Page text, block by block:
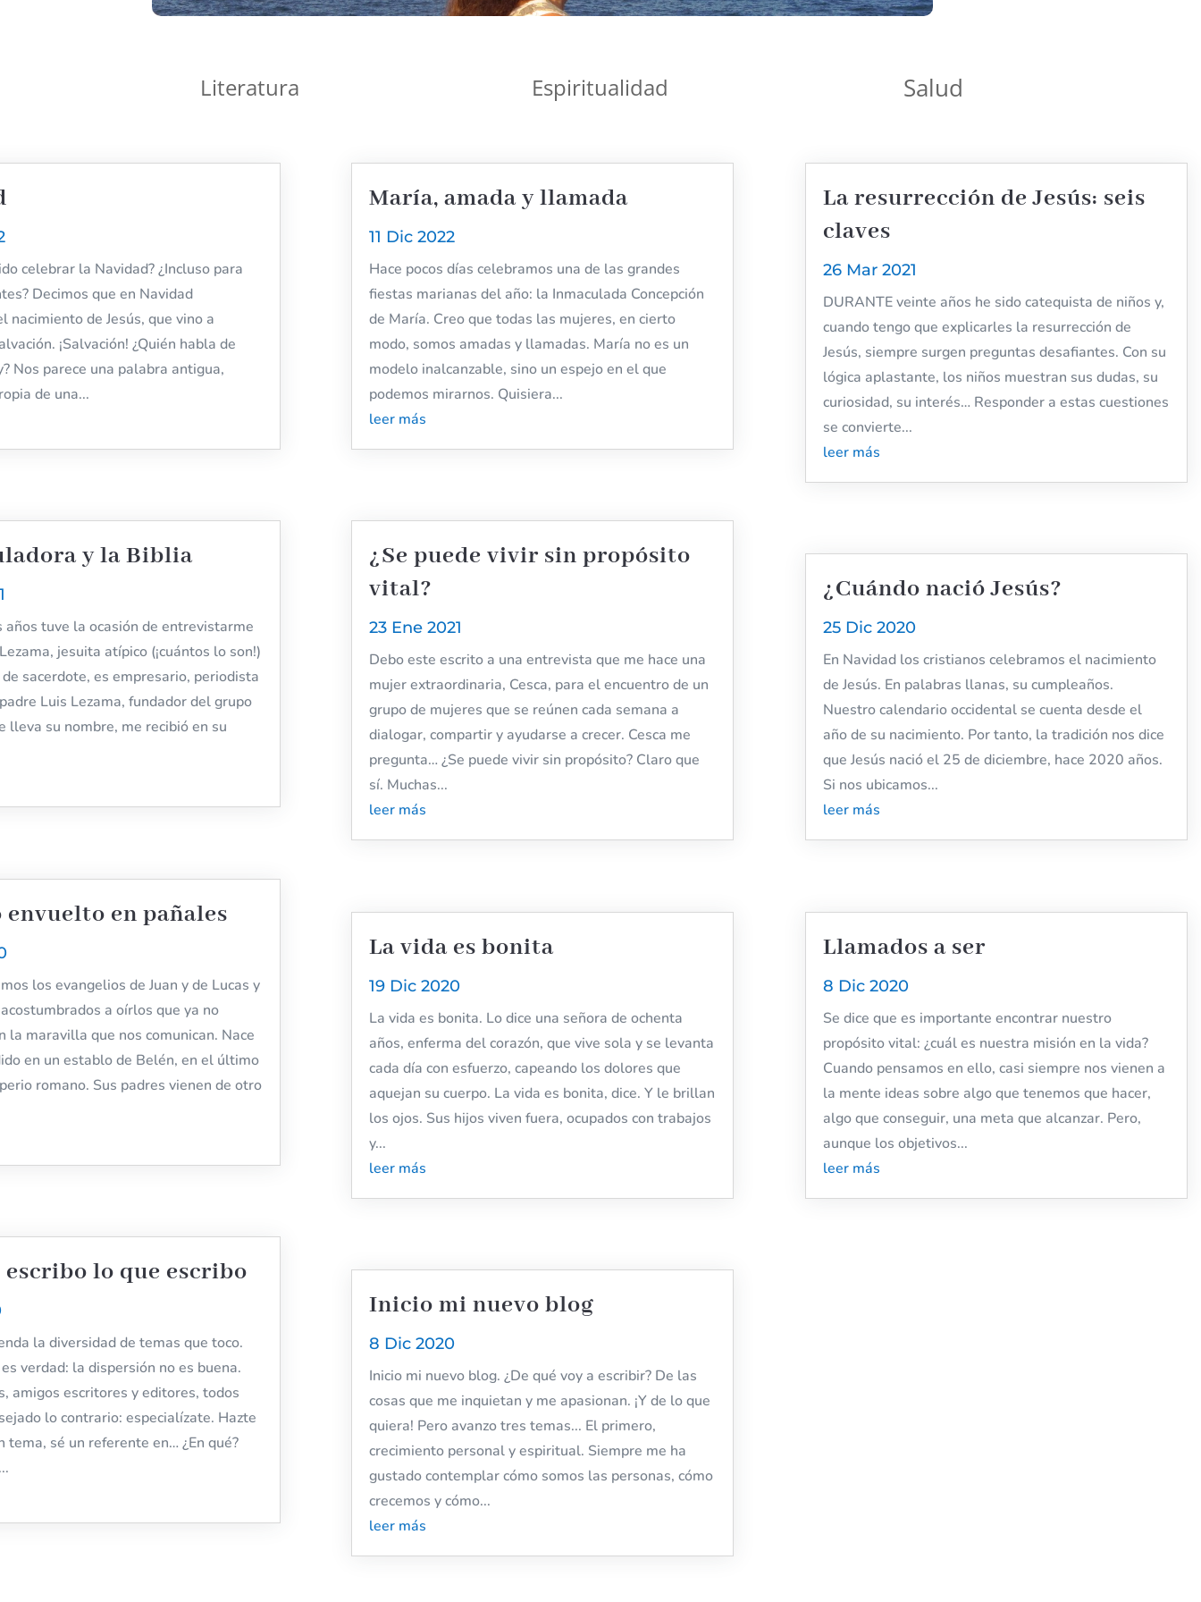
Literatura Espiritualidad Salud
celebrar la Navidad? ¿Incluso para
Decimos que en Navidad
nacimiento de Jesús, que vino a
¡Salvación! ¿Quién habla de
Nos parece una palabra antigua,
de una...
y la Biblia
años tuve la ocasión de entrevistarme
jesuita atípico (¡cuántos lo son!)
sacerdote, es empresario, periodista
Luis Lezama, fundador del grupo
lleva su nombre, me recibió en su
en pañales
los evangelios de Juan y de Lucas y
a oírlos que ya no
la maravilla que nos comunican. Nace
en un establo de Belén, en el último
romano. Sus padres vienen de otro
escribo lo que escribo
la diversidad de temas que toco.
es verdad: la dispersión no es buena.
amigos escritores y editores, todos
lo contrario: especialízate. Hazte
tema, sé un referente en… ¿En qué?
María, amada y llamada
11 Dic 2022
Hace pocos días celebramos una de las grandes
fiestas marianas del año: la Inmaculada Concepción
de María. Creo que todas las mujeres, en cierto
modo, somos amadas y llamadas. María no es un
modelo inalcanzable, sino un espejo en el que
podemos mirarnos. Quisiera...
leer más
¿Se puede vivir sin propósito
vital?
23 Ene 2021
Debo este escrito a una entrevista que me hace una
mujer extraordinaria, Cesca, para el encuentro de un
grupo de mujeres que se reúnen cada semana a
dialogar, compartir y ayudarse a crecer. Cesca me
pregunta… ¿Se puede vivir sin propósito? Claro que
sí. Muchas...
leer más
La vida es bonita
19 Dic 2020
La vida es bonita. Lo dice una señora de ochenta
años, enferma del corazón, que vive sola y se levanta
cada día con esfuerzo, capeando los dolores que
aquejan su cuerpo. La vida es bonita, dice. Y le brillan
los ojos. Sus hijos viven fuera, ocupados con trabajos
y...
leer más
Inicio mi nuevo blog
8 Dic 2020
Inicio mi nuevo blog. ¿De qué voy a escribir? De las
cosas que me inquietan y me apasionan. ¡Y de lo que
quiera! Pero avanzo tres temas... El primero,
crecimiento personal y espiritual. Siempre me ha
gustado contemplar cómo somos las personas, cómo
crecemos y cómo...
leer más
La resurrección de Jesús: seis
claves
26 Mar 2021
DURANTE veinte años he sido catequista de niños y,
cuando tengo que explicarles la resurrección de
Jesús, siempre surgen preguntas desafiantes. Con su
lógica aplastante, los niños muestran sus dudas, su
curiosidad, su interés… Responder a estas cuestiones
se convierte...
leer más
¿Cuándo nació Jesús?
25 Dic 2020
En Navidad los cristianos celebramos el nacimiento
de Jesús. En palabras llanas, su cumpleaños.
Nuestro calendario occidental se cuenta desde el
año de su nacimiento. Por tanto, la tradición nos dice
que Jesús nació el 25 de diciembre, hace 2020 años.
Si nos ubicamos...
leer más
Llamados a ser
8 Dic 2020
Se dice que es importante encontrar nuestro
propósito vital: ¿cuál es nuestra misión en la vida?
Cuando pensamos en ello, casi siempre nos vienen a
la mente ideas sobre algo que tenemos que hacer,
algo que conseguir, una meta que alcanzar. Pero,
aunque los objetivos...
leer más